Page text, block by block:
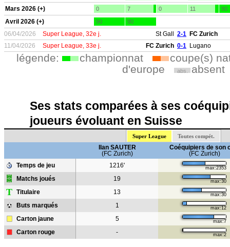
Mars 2026 (+) 0 7 0 11 90
Avril 2026 (+) 90 90
06/04/2026 Super League, 32e j. St Gall 2-1 FC Zurich
11/04/2026
Super League, 33e j. FC Zurich 0-1 Lugano
légende: championnat
coupe(s)
d'europe
abs. absent
Ses stats comparées à ses
joueurs évoluant en Suisse
Super League Toutes compét.
Ilan SAUTER
(FC Zurich)
Coéquipiers de son
(FC Zurich)
Temps de jeu
1216' max:2353
Matchs joués 19 max:30
T Titulaire 13 max:30
Buts marqués 1 max:12
Carton jaune 5 max:7
Carton rouge - max:2